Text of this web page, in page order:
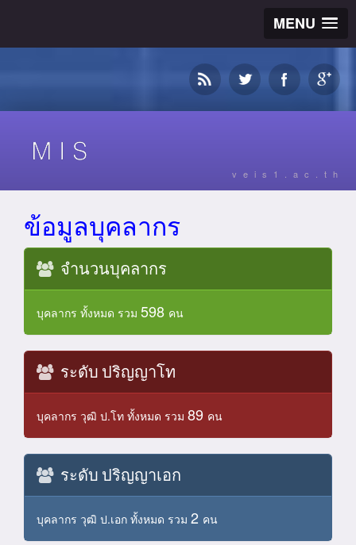
MENU
veis1.ac.th
ข้อมูลบุคลากร
จำนวนบุคลากร
บุคลากร ทั้งหมด รวม 598 คน
ระดับ ปริญญาโท
บุคลากร วุฒิ ป.โท ทั้งหมด รวม 89 คน
ระดับ ปริญญาเอก
บุคลากร วุฒิ ป.เอก ทั้งหมด รวม 2 คน